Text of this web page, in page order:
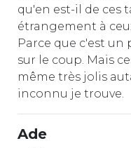
qu'en est-il de ces
étrangement à
Parce que c'est
sur le coup. Mais
même très jolis
inconnu je trouve.
Ade